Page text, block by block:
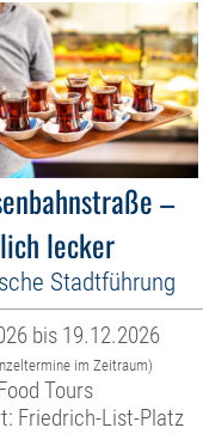
–
lecker
Stadtführung
bis 19.12.2026
im Zeitraum)
Tours
Friedrich-List-Platz